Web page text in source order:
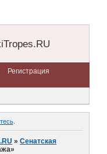
Регистрация
.
»Сенатская